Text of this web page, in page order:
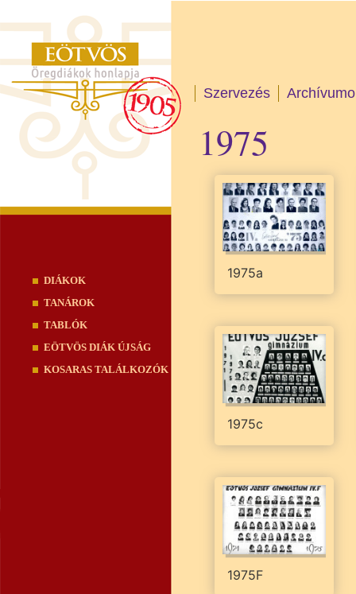
Skip
Szervezés
DIÁKOK
TANÁROK
TABLÓK
EÖTVÖS DIÁK ÚJSÁG
KOSARAS TALÁLKOZÓK
1975
1975a
1975c
1975F